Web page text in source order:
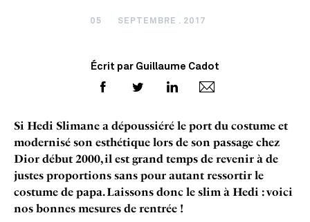
05 SEPTEMBRE . 2017
Écrit par Guillaume Cadot
Si Hedi Slimane a dépoussiéré le port du costume et
modernisé son esthétique lors de son passage chez
Dior début 2000, il est grand temps de revenir à de
justes proportions sans pour autant ressortir le
costume de papa. Laissons donc le slim à Hedi : voici
nos bonnes mesures de rentrée !